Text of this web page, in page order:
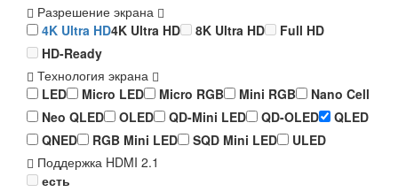
Разрешение экрана
4K Ultra HD4K Ultra HD 8K Ultra HD
Full HD
HD-Ready
Технология экрана
LED
Micro LED Micro RGB Mini RGB
Nano Cell
Neo QLED
OLED QD-Mini LED QD-OLED
QLED
QNED
RGB Mini LED SQD Mini LED
ULED
Поддержка HDMI 2.1
есть